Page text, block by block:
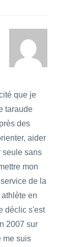
que je
taraude
des
aider
seule sans
mon
de la
en
déclic s'est
2007 sur
me suis